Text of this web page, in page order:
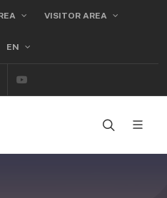
VISITOR AREA
EN
Linkedin